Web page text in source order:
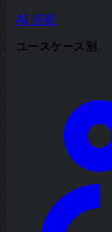
AI 搭載
ユースケース別